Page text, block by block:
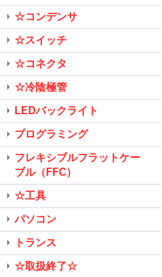
☆コンデンサ
☆スイッチ
☆コネクタ
☆冷陰極管
LEDバックライト
プログラミング
フレキシブルフラットケー
ブル（FFC）
☆工具
パソコン
トランス
☆取扱終了☆